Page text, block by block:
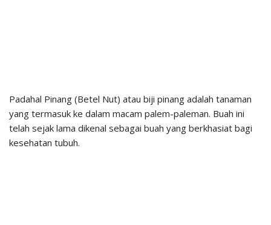
Padahal Pinang (Betel Nut) atau biji pinang adalah tanaman
yang termasuk ke dalam macam palem-paleman. Buah ini
telah sejak lama dikenal sebagai buah yang berkhasiat bagi
kesehatan tubuh.